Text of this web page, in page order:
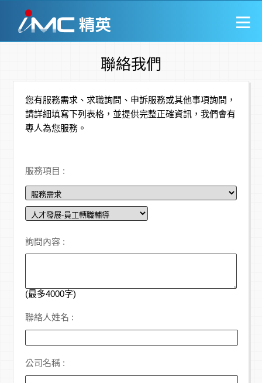
聯絡我們
您有服務需求、求職詢問、申訴服務或其他事項詢問，
請詳細填寫下列表格，並提供完整正確資訊，我們會有
專人為您服務。
服務項目 :
詢問內容 :
(最多4000字)
聯絡人姓名 :
公司名稱 :